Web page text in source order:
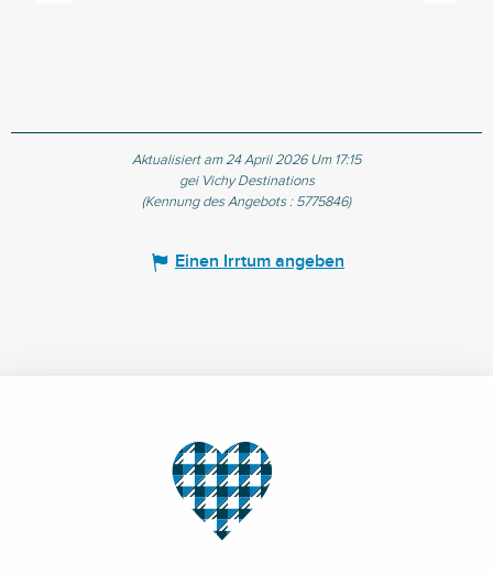
Aktualisiert am 24 April 2026 Um 17:15
gei Vichy Destinations
(Kennung des Angebots : 5775846)
Einen Irrtum angeben